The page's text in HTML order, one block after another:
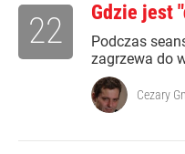
Gdzie jest
Podczas
zagrzewa do
22
Cezary